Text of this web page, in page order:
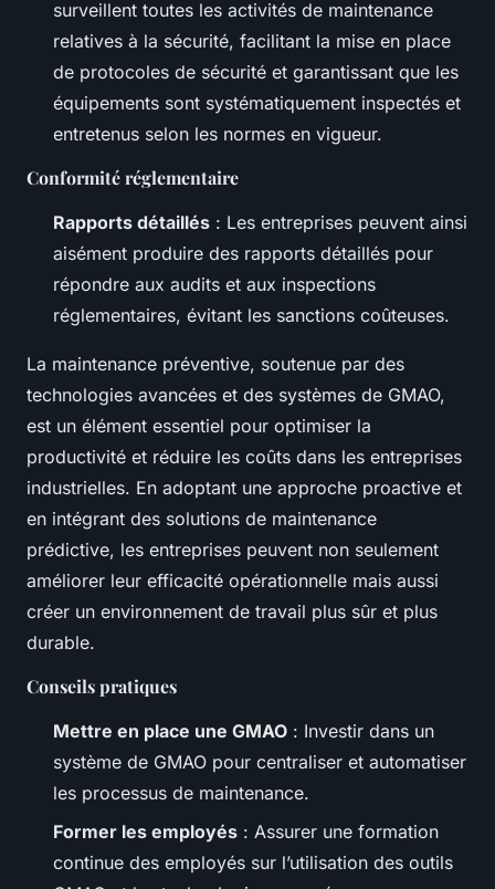
surveillent toutes les activités de maintenance
relatives à la sécurité, facilitant la mise en place
de protocoles de sécurité et garantissant que les
équipements sont systématiquement inspectés et
entretenus selon les normes en vigueur.
Conformité réglementaire
Rapports détaillés : Les entreprises peuvent ainsi
aisément produire des rapports détaillés pour
répondre aux audits et aux inspections
réglementaires, évitant les sanctions coûteuses.
La maintenance préventive, soutenue par des
technologies avancées et des systèmes de GMAO,
est un élément essentiel pour optimiser la
productivité et réduire les coûts dans les entreprises
industrielles. En adoptant une approche proactive et
en intégrant des solutions de maintenance
prédictive, les entreprises peuvent non seulement
améliorer leur efficacité opérationnelle mais aussi
créer un environnement de travail plus sûr et plus
durable.
Conseils pratiques
Mettre en place une GMAO : Investir dans un
système de GMAO pour centraliser et automatiser
les processus de maintenance.
Former les employés : Assurer une formation
continue des employés sur l’utilisation des outils